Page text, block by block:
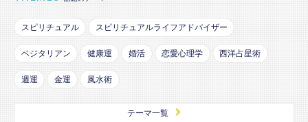
スピリチュアル スピリチュアルライフアドバイザー
ベジタリアン 健康運 婚活 恋愛心理学 西洋占星術
週運 金運 風水術
テーマ一覧